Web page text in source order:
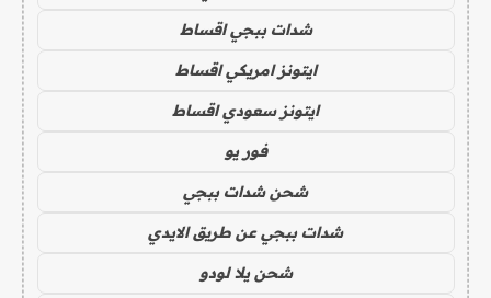
شدات ببجي اقساط
ايتونز امريكي اقساط
ايتونز سعودي اقساط
فور يو
شحن شدات ببجي
شدات ببجي عن طريق الايدي
شحن يلا لودو